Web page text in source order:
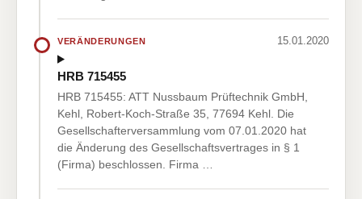
VERÄNDERUNGEN 15.01.2020
HRB 715455
HRB 715455: ATT Nussbaum Prüftechnik GmbH,
Kehl, Robert-Koch-Straße 35, 77694 Kehl. Die
Gesellschafterversammlung vom 07.01.2020 hat
die Änderung des Gesellschaftsvertrages in § 1
(Firma) beschlossen. Firma …